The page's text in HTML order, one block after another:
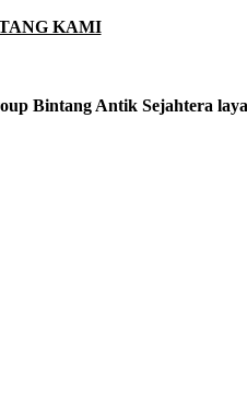
KAMI
Bintang Antik Sejahtera